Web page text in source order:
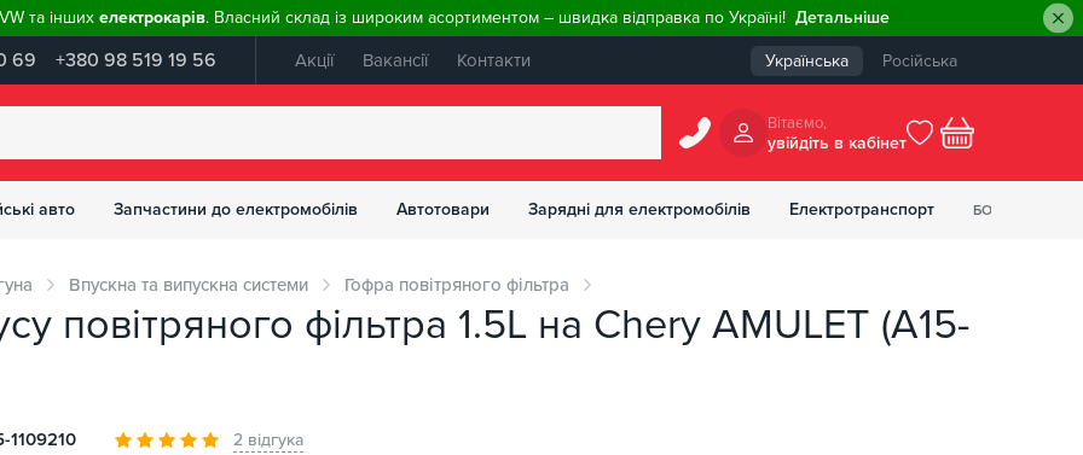
та інших електрокарів. Власний склад із широким асортиментом – швидка відправка по Україні! Детальніше
69 +380 98 519 19 56 Акції Вакансії Контакти Українська Російська
Вiтаємо,
увiйдiть в кабiнет
БОНУСІВ
авто Запчастини до електромобілів Автотовари Зарядні для електромобілів Електротранспорт
Впускна та випускна системи Гофра повітряного фільтра
повітряного фільтра 1.5L на Chery AMULET (A15-
2 відгука
1109210